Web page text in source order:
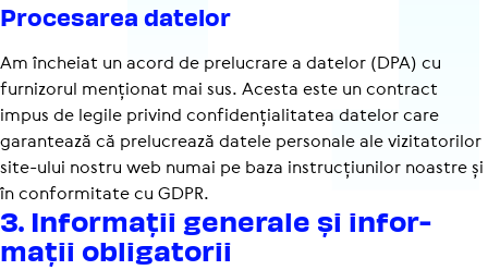
Proce­sarea datelor
Am încheiat un acord de prelucrare a datelor (DPA) cu
furnizorul menționat mai sus. Acesta este un contract
impus de legile privind confi­den­ți­a­li­tatea datelor care
garantează că prelucrează datele personale ale vizitatorilor
site-ului nostru web numai pe baza instruc­țiu­nilor noastre și
în conformitate cu GDPR.
3. Infor­mații generale și infor­
mații obli­ga­torii